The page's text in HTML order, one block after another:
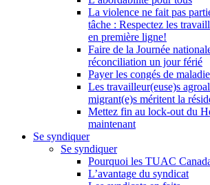
La violence ne fait pas
tâche : Respectez les
en première ligne!
Faire de la Journée
réconciliation un jour férié
Payer les congés de
Les travailleur(euse)s
migrant(e)s méritent la
Mettez fin au lock-out du
maintenant
Se syndiquer
Se syndiquer
Pourquoi les TUAC
L’avantage du syndicat